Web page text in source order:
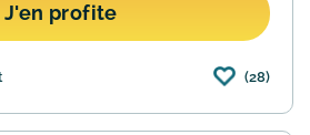
J'en profite
(28)